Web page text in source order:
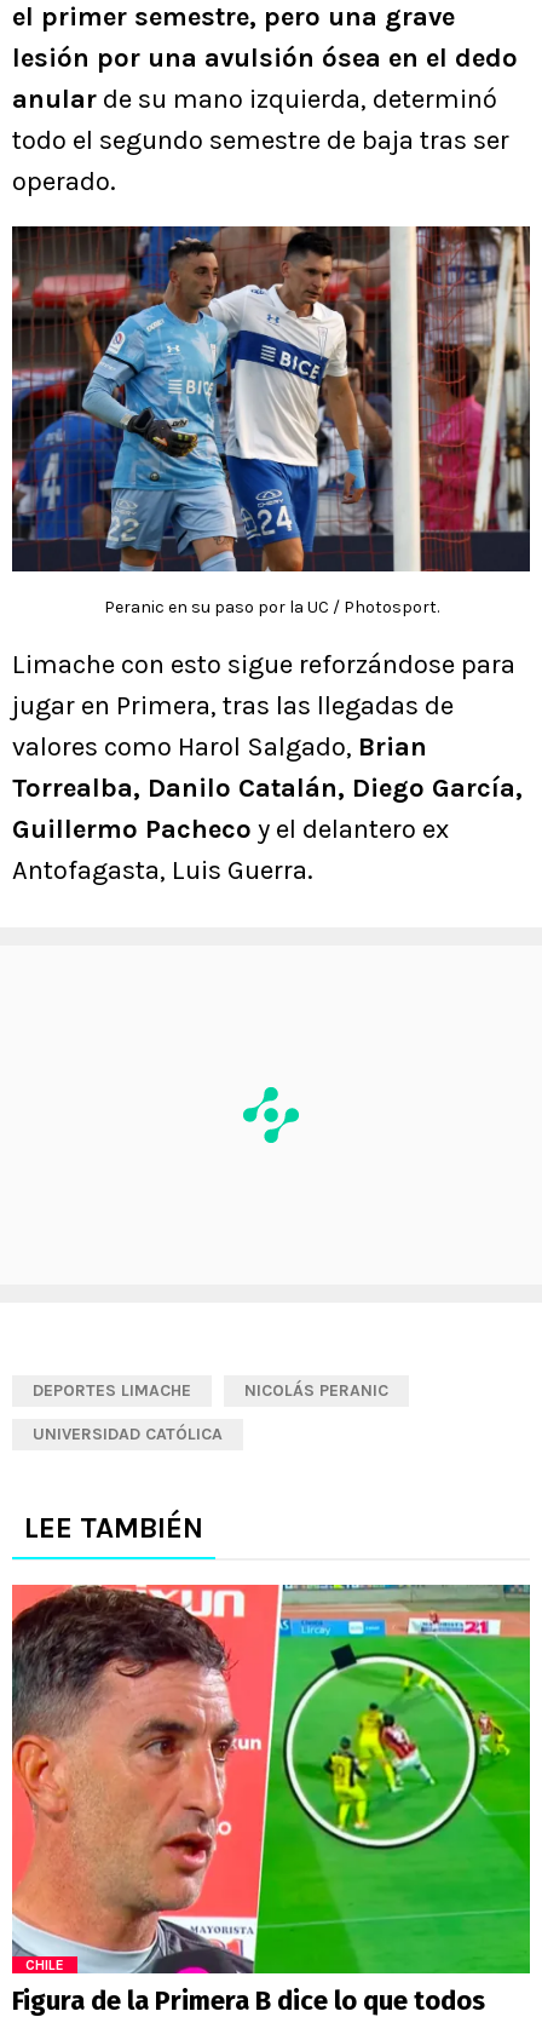
el primer semestre, pero una grave
lesión por una avulsión ósea en el dedo
anular de su mano izquierda, determinó
todo el segundo semestre de baja tras ser
operado.
Peranic en su paso por la UC / Photosport.
Limache con esto sigue reforzándose para
jugar en Primera, tras las llegadas de
valores como Harol Salgado, Brian
Torrealba, Danilo Catalán, Diego García,
Guillermo Pacheco y el delantero ex
Antofagasta, Luis Guerra.
DEPORTES LIMACHE NICOLÁS PERANIC
UNIVERSIDAD CATÓLICA
LEE TAMBIÉN
CHILE
Figura de la Primera B dice lo que todos